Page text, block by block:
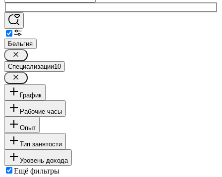
Бельгия
Специализации10
График
Рабочие часы
Опыт
Тип занятости
Уровень дохода
Ещё фильтры